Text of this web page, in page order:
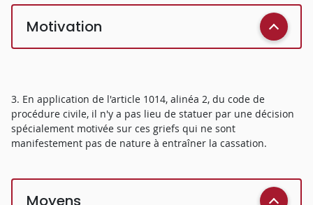
Motivation
3. En application de l'article 1014, alinéa 2, du code de
procédure civile, il n'y a pas lieu de statuer par une décision
spécialement motivée sur ces griefs qui ne sont
manifestement pas de nature à entraîner la cassation.
Moyens